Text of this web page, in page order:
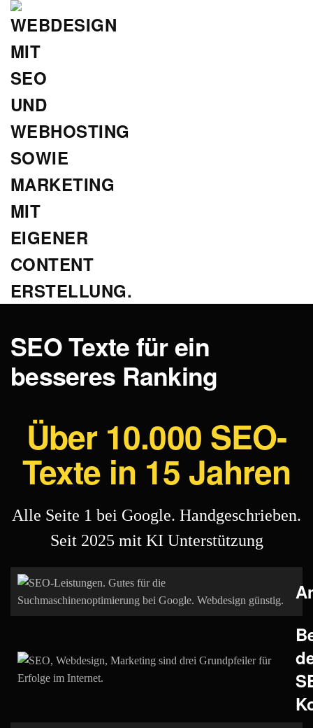
Hauptinhalt
springen
SEO Texte für ein
besseres Ranking
Über 10.000 SEO-
Texte in 15 Jahren
Alle Seite 1 bei Google. Handgeschrieben.
Seit 2025 mit KI Unterstützung